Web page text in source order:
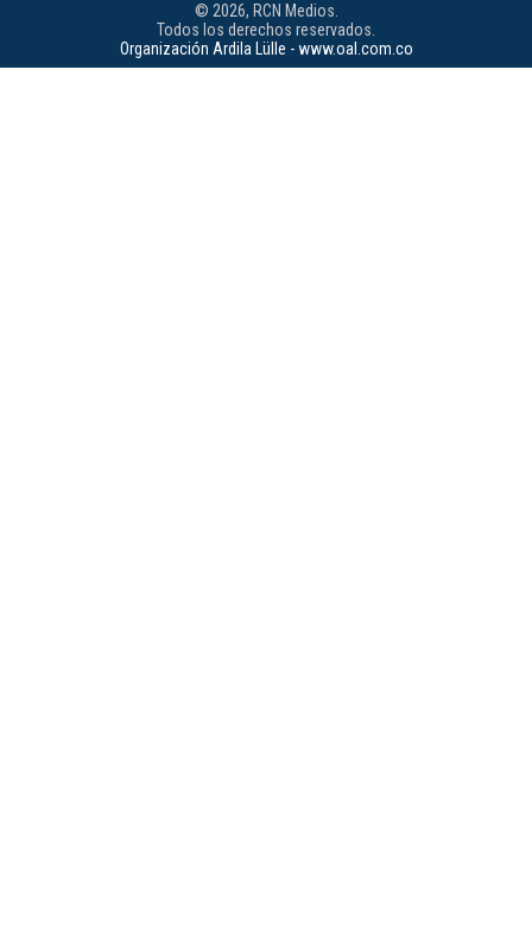
© 2026, RCN Medios.
Todos los derechos reservados.
Organización Ardila Lülle - www.oal.com.co